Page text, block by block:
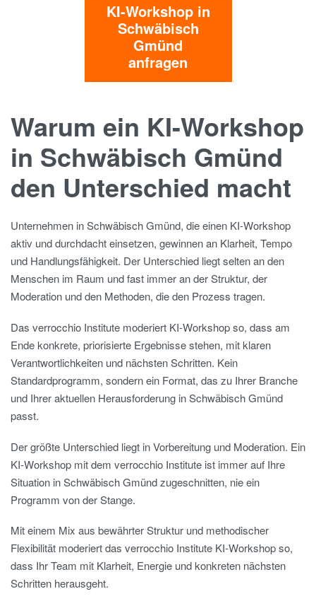
KI-Workshop in
Schwäbisch
Gmünd
anfragen
Warum ein KI-Workshop
in Schwäbisch Gmünd
den Unterschied macht
Unternehmen in Schwäbisch Gmünd, die einen KI-Workshop
aktiv und durchdacht einsetzen, gewinnen an Klarheit, Tempo
und Handlungsfähigkeit. Der Unterschied liegt selten an den
Menschen im Raum und fast immer an der Struktur, der
Moderation und den Methoden, die den Prozess tragen.
Das verrocchio Institute moderiert KI-Workshop so, dass am
Ende konkrete, priorisierte Ergebnisse stehen, mit klaren
Verantwortlichkeiten und nächsten Schritten. Kein
Standardprogramm, sondern ein Format, das zu Ihrer Branche
und Ihrer aktuellen Herausforderung in Schwäbisch Gmünd
passt.
Der größte Unterschied liegt in Vorbereitung und Moderation. Ein
KI-Workshop mit dem verrocchio Institute ist immer auf Ihre
Situation in Schwäbisch Gmünd zugeschnitten, nie ein
Programm von der Stange.
Mit einem Mix aus bewährter Struktur und methodischer
Flexibilität moderiert das verrocchio Institute KI-Workshop so,
dass Ihr Team mit Klarheit, Energie und konkreten nächsten
Schritten herausgeht.